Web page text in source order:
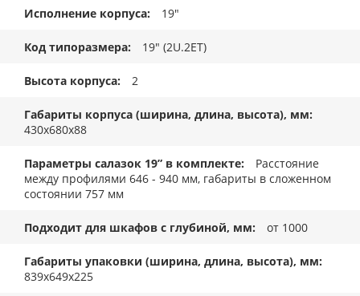
Исполнение корпуса 19"
Код типоразмера 19" (2U.2ET)
Высота корпуса 2
Габариты корпуса (ширина, длина, высота), мм
430x680x88
Параметры салазок 19” в комплекте
Расстояние
между профилями 646 - 940 мм, габариты в сложенном
состоянии 757 мм
Подходит для шкафов с глубиной, мм от 1000
Габариты упаковки (ширина, длина, высота), мм
839x649x225